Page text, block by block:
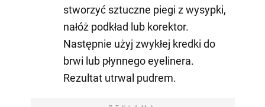
stworzyć sztuczne piegi z wysypki,
nałóż podkład lub korektor.
Następnie użyj zwykłej kredki do
brwi lub płynnego eyelinera.
Rezultat utrwal pudrem.